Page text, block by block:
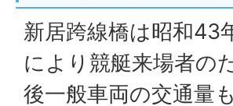
新居跨線橋は昭和43
により競艇来場者の
後一般車両の交通量